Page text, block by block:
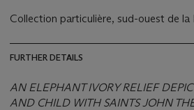
Collection particulière, sud-ouest de la
FURTHER DETAILS
AN ELEPHANT IVORY RELIEF
AND CHILD WITH SAINTS JOHN